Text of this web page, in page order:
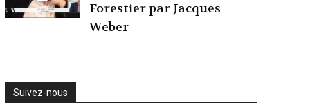
Forestier par Jacques
Weber
Suivez-nous